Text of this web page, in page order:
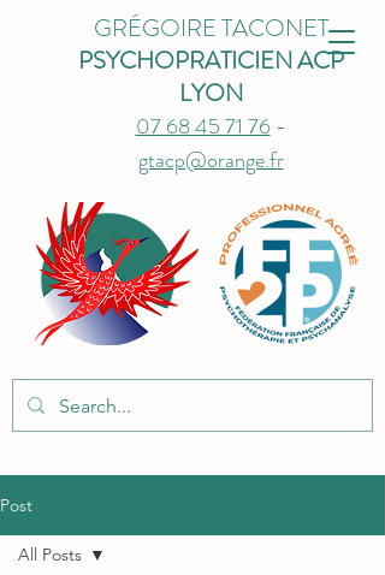
GRÉGOIRE TACONET
PSYCHOPRATICIEN ACP
LYON
07 68 45 71 76-
gtacp@orange.fr
Post
All Posts